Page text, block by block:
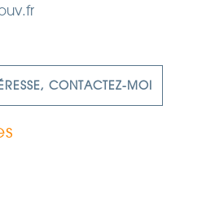
CONTACTEZ-MOI